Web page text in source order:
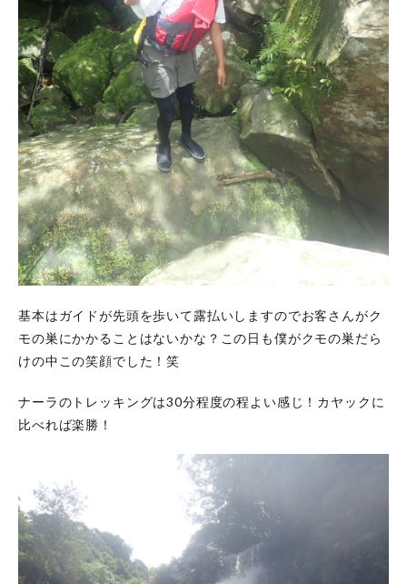
基本はガイドが先頭を歩いて露払いしますのでお客さんがク
モの巣にかかることはないかな？この日も僕がクモの巣だら
けの中この笑顔でした！笑
ナーラのトレッキングは30分程度の程よい感じ！カヤックに
比べれば楽勝！